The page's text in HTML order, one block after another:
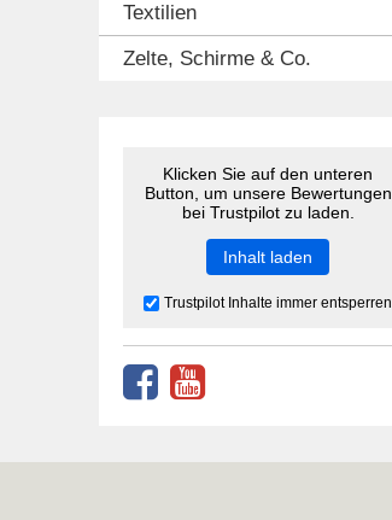
Textilien
Zelte, Schirme & Co.
Klicken Sie auf den unteren
Button, um unsere Bewertungen
bei Trustpilot zu laden.
Inhalt laden
Trustpilot Inhalte immer entsperren